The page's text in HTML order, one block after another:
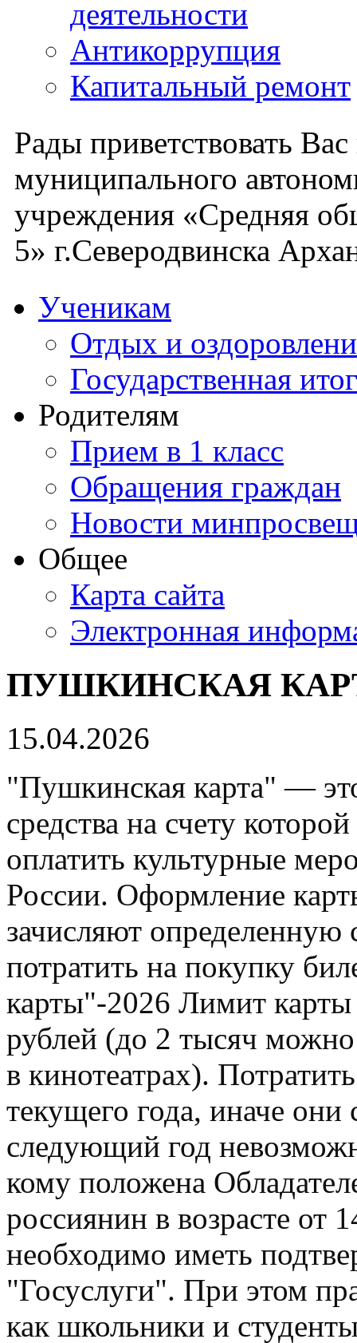
деятельности
Антикоррупция
Капитальный ремонт
Рады приветствовать
муниципального
учреждения «Средняя
5» г.Северодвинска
Ученикам
Отдых и
Государственная
Родителям
Прием в 1 класс
Обращения граждан
Новости
Общее
Карта сайта
Электронная
ПУШКИНСКАЯ
15.04.2026
"Пушкинская карта" —
средства на счету
оплатить культурные
России. Оформление
зачисляют
потратить на покупку
карты"-2026 Лимит карты
рублей (до 2 тысяч
в кинотеатрах).
текущего года, иначе они
следующий год
кому положена
россиянин в возрасте от
необходимо иметь
"Госуслуги". При этом
как школьники и